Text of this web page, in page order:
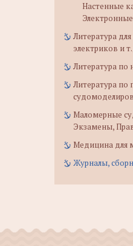
Настенные
Литература
электриков и
Литература по
Литература по
Маломерные
Экзамены,
Медицина для
Журналы,